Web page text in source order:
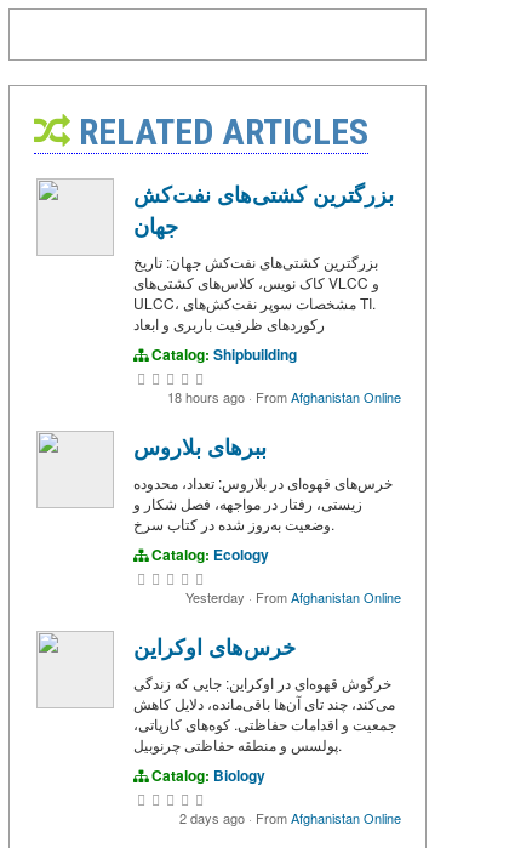
RELATED ARTICLES
بزرگترین کشتی‌های نفت‌کش
جهان
بزرگترین کشتی‌های نفت‌کش جهان: تاریخ
کاک نویس، کلاس‌های کشتی‌های VLCC و
ULCC، مشخصات سوپر نفت‌کش‌های TI.
رکوردهای ظرفیت باربری و ابعاد
Catalog: Shipbuilding
18 hours ago · FromAfghanistan Online
ببرهای بلاروس
خرس‌های قهوه‌ای در بلاروس: تعداد، محدوده
زیستی، رفتار در مواجهه، فصل شکار و
وضعیت به‌روز شده در کتاب سرخ.
Catalog: Ecology
Yesterday · FromAfghanistan Online
خرس‌های اوکراین
خرگوش قهوه‌ای در اوکراین: جایی که زندگی
می‌کند، چند تای آن‌ها باقی‌مانده، دلایل کاهش
جمعیت و اقدامات حفاظتی. کوه‌های کارپاتی،
پولسس و منطقه حفاظتی چرنوبیل.
Catalog: Biology
2 days ago · FromAfghanistan Online